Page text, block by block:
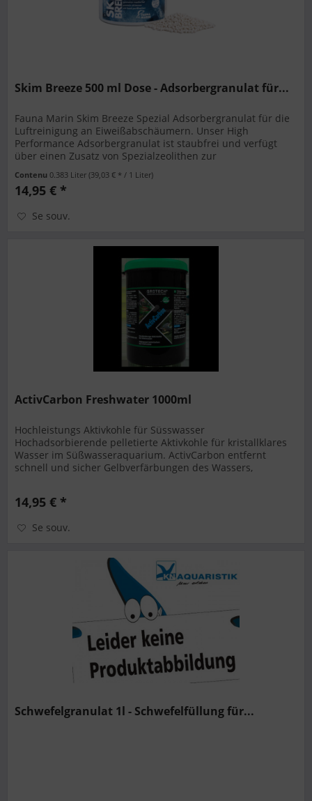
Skim Breeze 500 ml Dose - Adsorbergranulat für...
Fauna Marin Skim Breeze Spezial Adsorbergranulat für die
Luftreinigung an Eiweißabschäumern. Unser High
Performance Adsorbergranulat ist staubfrei und verfügt
über einen Zusatz von Spezialzeolithen zur
Contenu 0.383 Liter(39,03 € * / 1 Liter)
14,95 € *
Se souv.
ActivCarbon Freshwater 1000ml
Hochleistungs Aktivkohle für Süsswasser
Hochadsorbierende pelletierte Aktivkohle für kristallklares
Wasser im Süßwasseraquarium. ActivCarbon entfernt
schnell und sicher Gelbverfärbungen des Wassers,
14,95 € *
Se souv.
Schwefelgranulat 1l - Schwefelfüllung für...